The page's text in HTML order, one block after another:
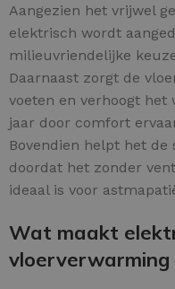
Aangezien het vrijwel
elektrisch wordt
milieuvriendelijke
Daarnaast zorgt de
voeten en verhoogt
jaar door comfort
Bovendien helpt het de
doordat het zonder
ideaal is voor
Wat maakt